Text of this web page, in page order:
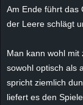
Am Ende führt das
der Leere schlägt
Man kann wohl mit
sowohl optisch als
spricht ziemlich
liefert es den